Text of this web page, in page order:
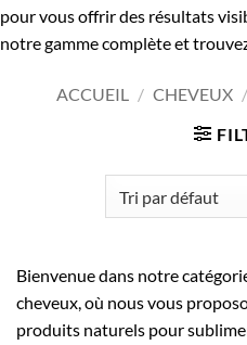
pour vous offrir des résultats
notre gamme complète et
ACCUEIL / CHEVEUX /
Bienvenue dans notre
cheveux, où nous vous
produits naturels pour